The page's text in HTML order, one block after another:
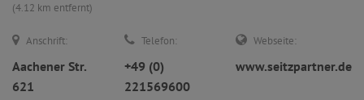
(4.12 km entfernt)
Anschrift:
Aachener Str.
621
Telefon:
+49 (0)
221569600
Webseite:
www.seitzpartner.de